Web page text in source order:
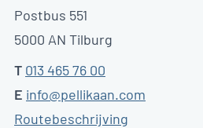
Postbus 551
5000 AN Tilburg
T 013 465 76 00
E info@pellikaan.com
Routebeschrijving